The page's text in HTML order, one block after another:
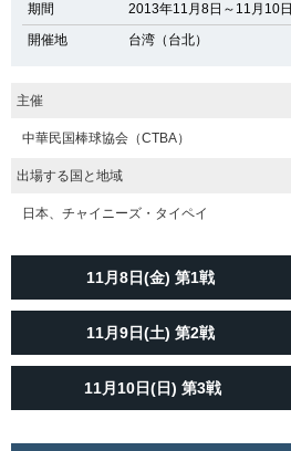
期間
2013年11月8日～11月10日
開催地
台湾（台北）
主催
中華民国棒球協会（CTBA）
出場する国と地域
日本、チャイニーズ・タイペイ
11月8日(金) 第1戦
11月9日(土) 第2戦
11月10日(日) 第3戦